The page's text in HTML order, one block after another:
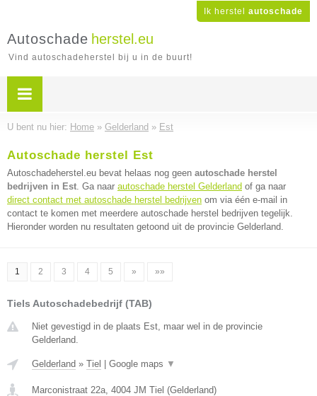
Ik herstel autoschade
Autoschade herstel.eu
Vind autoschadeherstel bij u in de buurt!
U bent nu hier: Home » Gelderland » Est
Autoschade herstel Est
Autoschadeherstel.eu bevat helaas nog geen autoschade herstel
bedrijven in Est. Ga naar autoschade herstel Gelderland of ga naar
direct contact met autoschade herstel bedrijven om via één e-mail in
contact te komen met meerdere autoschade herstel bedrijven tegelijk.
Hieronder worden nu resultaten getoond uit de provincie Gelderland.
1 2 3 4 5 » »»
Tiels Autoschadebedrijf (TAB)
Niet gevestigd in de plaats Est, maar wel in de provincie
Gelderland.
Gelderland » Tiel Google maps ▼
Marconistraat 22a, 4004 JM Tiel (Gelderland)